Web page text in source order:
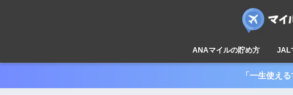
ANAマイルの貯め方 JAL
「一生使え